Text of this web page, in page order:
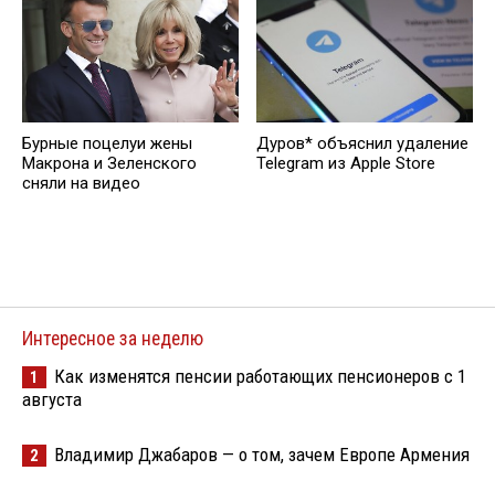
Бурные поцелуи жены
Макрона и Зеленского
сняли на видео
Дуров* объяснил удаление
Telegram из Apple Store
Интересное за неделю
1
Как изменятся пенсии работающих пенсионеров с 1
августа
2 Владимир Джабаров — о том, зачем Европе Армения